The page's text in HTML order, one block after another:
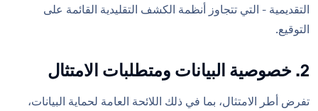
التقديمية - التي تتجاوز أنظمة الكشف التقليدية القائمة على
التوقيع.
2. خصوصية البيانات ومتطلبات الامتثال
تفرض أطر الامتثال، بما في ذلك اللائحة العامة لحماية البيانات،